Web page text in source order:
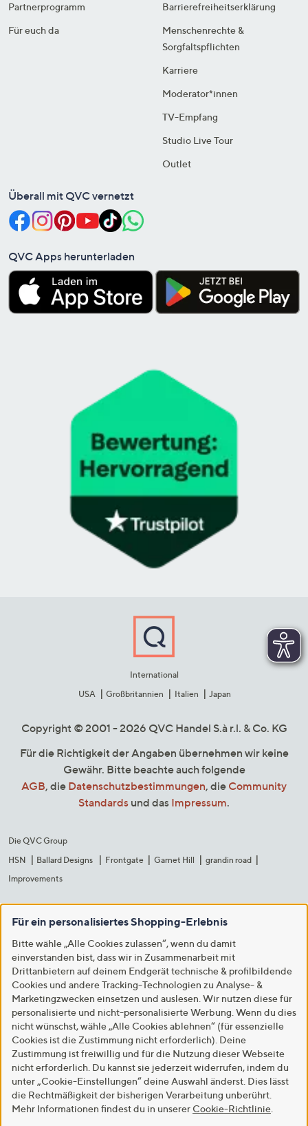
Partnerprogramm
Für euch da
Barrierefreiheitserklärung
Menschenrechte &
Sorgfaltspflichten
Karriere
Moderator*innen
TV-Empfang
Studio Live Tour
Outlet
Überall mit QVC vernetzt
QVC Apps herunterladen
International
USA
Großbritannien Italien Japan
Copyright © 2001 - 2026 QVC Handel S.à r.l. & Co. KG
Für die Richtigkeit der Angaben übernehmen wir keine
Gewähr. Bitte beachte auch folgende
AGB, die Datenschutzbestimmungen, die Community
Standards und das Impressum.
Die QVC Group
HSN
Ballard Designs Frontgate Garnet Hill
grandin road
Improvements
Für ein personalisiertes Shopping-Erlebnis
Bitte wähle „Alle Cookies zulassen“, wenn du damit
einverstanden bist, dass wir in Zusammenarbeit mit
Drittanbietern auf deinem Endgerät technische & profilbildende
Cookies und andere Tracking-Technologien zu Analyse- &
Marketingzwecken einsetzen und auslesen. Wir nutzen diese für
personalisierte und nicht-personalisierte Werbung. Wenn du dies
nicht wünschst, wähle „Alle Cookies ablehnen“ (für essenzielle
Cookies ist die Zustimmung nicht erforderlich). Deine
Zustimmung ist freiwillig und für die Nutzung dieser Webseite
nicht erforderlich. Du kannst sie jederzeit widerrufen, indem du
unter „Cookie-Einstellungen“ deine Auswahl änderst. Dies lässt
die Rechtmäßigkeit der bisherigen Verarbeitung unberührt.
Mehr Informationen findest du in unserer Cookie-Richtlinie